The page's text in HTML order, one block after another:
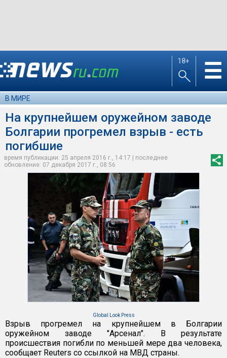
18+ ☰
В МИРЕ
На крупнейшем оружейном заводе
Болгарии прогремел взрыв - есть
погибшие
время публикации: 25 апреля 2016 г., 14:17 | последнее
обновление: 07 декабря 2017 г., 08:56
Global Look Press
Взрыв прогремел на крупнейшем в Болгарии
оружейном заводе "Арсенал". В результате
происшествия погибли по меньшей мере два человека,
сообщает Reuters со ссылкой на МВД страны.